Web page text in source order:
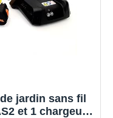
jardin sans fil
et 1 chargeur